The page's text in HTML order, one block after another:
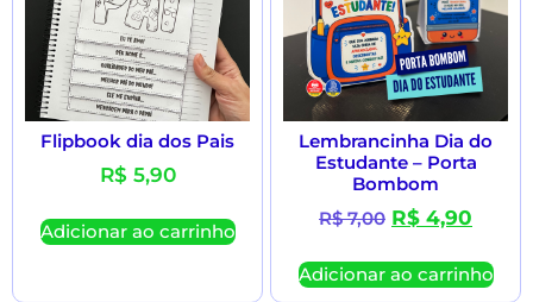
Flipbook dia dos Pais
R$ 5,90
Adicionar ao carrinho
Lembrancinha Dia do
Estudante – Porta
Bombom
R$7,00 R$ 4,90
Adicionar ao carrinho